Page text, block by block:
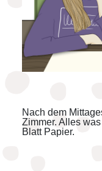
Nach dem
Zimmer. Alles
Blatt Papier.